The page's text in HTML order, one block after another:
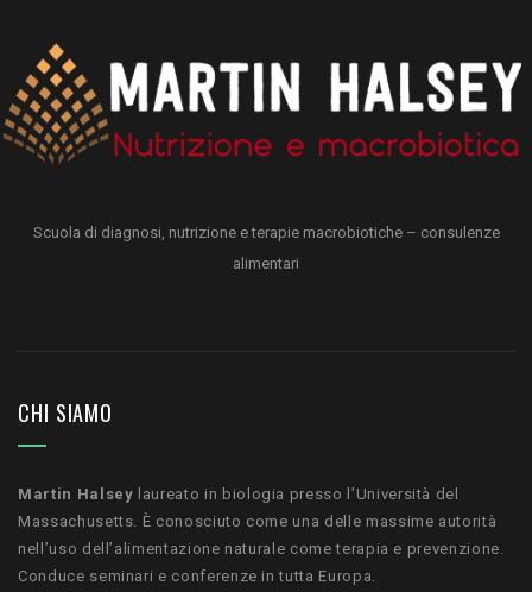
Scuola di diagnosi, nutrizione e terapie macrobiotiche – consulenze
alimentari
CHI SIAMO
Martin Halsey laureato in biologia presso l’Università del
Massachusetts. È conosciuto come una delle massime autorità
nell’uso dell’alimentazione naturale come terapia e prevenzione.
Conduce seminari e conferenze in tutta Europa.